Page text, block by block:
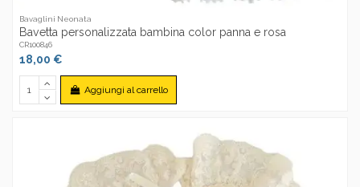
Bavaglini Neonata
Bavetta personalizzata bambina color panna e rosa
CR100846
18,00 €
Aggiungi al carrello